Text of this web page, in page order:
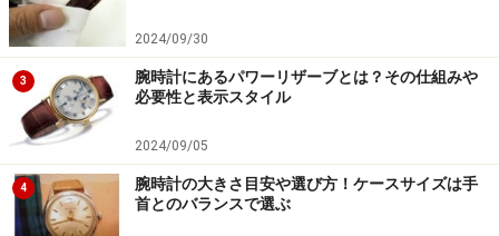
2024/09/30
3
腕時計にあるパワーリザーブとは？その仕組みや
必要性と表示スタイル
2024/09/05
4
腕時計の大きさ目安や選び方！ケースサイズは手
首とのバランスで選ぶ